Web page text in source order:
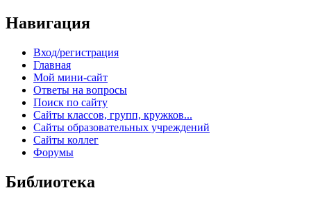
Навигация
Вход/регистрация
Главная
Мой мини-сайт
Ответы на вопросы
Поиск по сайту
Сайты классов, групп, кружков...
Сайты образовательных учреждений
Сайты коллег
Форумы
Библиотека